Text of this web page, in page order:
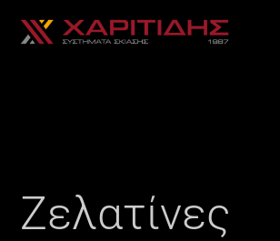
Ζελατίνες